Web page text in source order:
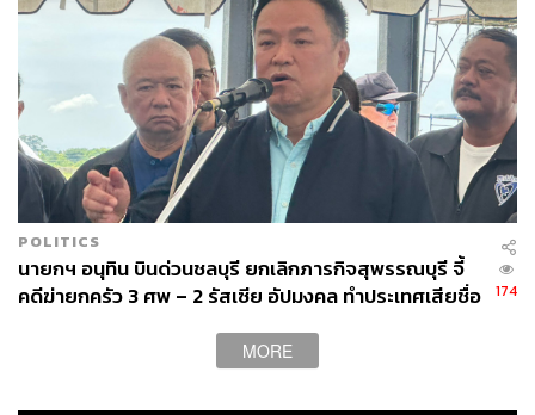
POLITICS
นายกฯ อนุทิน บินด่วนชลบุรี ยกเลิกภารกิจสุพรรณบุรี จี้
คดีฆ่ายกครัว 3 ศพ – 2 รัสเซีย อัปมงคล ทำประเทศเสียชื่อ
174
MORE